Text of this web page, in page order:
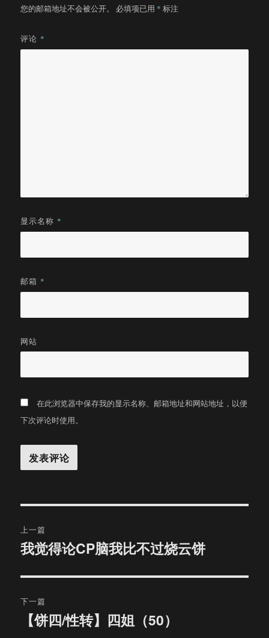
您的邮箱地址不会被公开。 必填项已用 * 标注
评论 *
显示名称 *
邮箱 *
网站
在此浏览器中保存我的显示名称、邮箱地址和网站地址，以便
下次评论时使用。
章
航
上一篇
上
文
章：
我觉得论CP脑我比不过烧云饼
下一篇
【饼四/性转】四姐（50）